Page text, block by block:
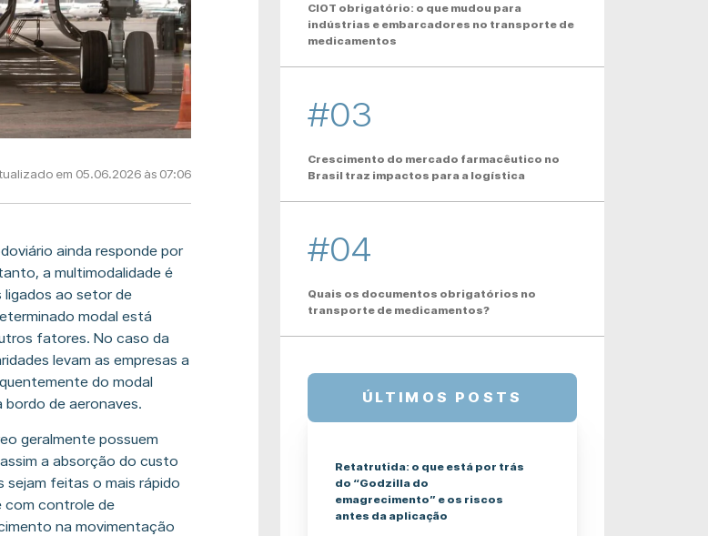
em 05.06.2026 às 07:06
ainda responde por
a multimodalidade é
ligados ao setor de
modal está
fatores. No caso da
levam as empresas a
do modal
de aeronaves.
geralmente possuem
a absorção do custo
sejam feitas o mais rápido
com controle de
na movimentação
CIOT obrigatório: o que mudou para
indústrias e embarcadores no transporte de
medicamentos
#03
Crescimento do mercado farmacêutico no
Brasil traz impactos para a logística
#04
Quais os documentos obrigatórios no
transporte de medicamentos?
ÚLTIMOS POSTS
Retatrutida: o que está por trás
do “Godzilla do
emagrecimento” e os riscos
antes da aplicação